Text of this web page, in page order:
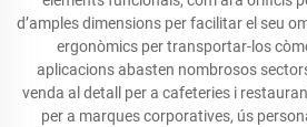
d’amples dimensions per facilitar el seu
ergonòmics per transportar-los
aplicacions abasten nombrosos
venda al detall per a cafeteries i
per a marques corporatives, ús